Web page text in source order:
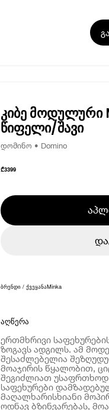
კიბე მოდულური
წიფელი/შავი
დომინო • Domino
₾3399
ბრენდი / ქვეყანაMinka
აღწერა
ერთმხრივი
ზოგავს ადგილს. ამ
შესაძლებელია
მოაჯირის წყალობით,
შეგიძლიათ
საფეხურები
მაღალხარისხიანი
ოდნავ ბზინვარებას,